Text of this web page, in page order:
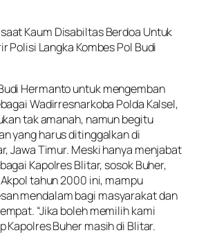
Kaum Disabiltas Berdoa Untuk
Polisi Langka Kombes Pol Budi
Hermanto untuk mengemban
Wadirresnarkoba Polda Kalsel,
tak amanah, namun begitu
yang harus ditinggalkan di
Jawa Timur. Meski hanya menjabat
Kapolres Blitar, sosok Buher,
tahun 2000 ini, mampu
mendalam bagi masyarakat dan
“Jika boleh memilih kami
Kapolres Buher masih di Blitar.